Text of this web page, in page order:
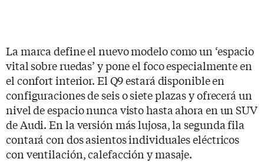
La marca define el nuevo modelo como un ‘espacio
vital sobre ruedas’ y pone el foco especialmente en
el confort interior. El Q9 estará disponible en
configuraciones de seis o siete plazas y ofrecerá un
nivel de espacio nunca visto hasta ahora en un SUV
de Audi. En la versión más lujosa, la segunda fila
contará con dos asientos individuales eléctricos
con ventilación, calefacción y masaje.